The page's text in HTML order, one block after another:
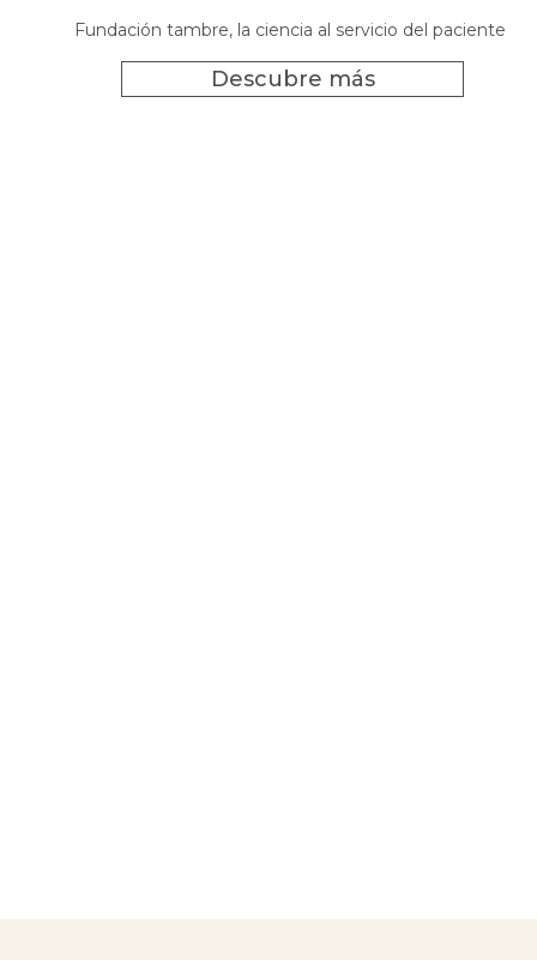
Fundación tambre, la ciencia al servicio del paciente
Descubre más